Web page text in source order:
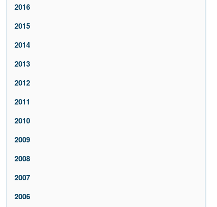
2016
2015
2014
2013
2012
2011
2010
2009
2008
2007
2006